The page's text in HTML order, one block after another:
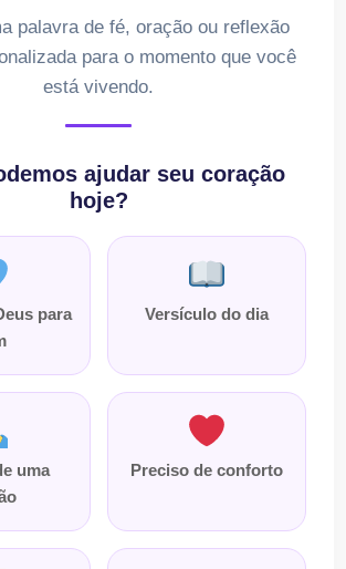
palavra de fé, oração ou reflexão
para o momento que você
está vivendo.
ajudar seu coração
hoje?
para
Versículo do dia
uma
Preciso de conforto